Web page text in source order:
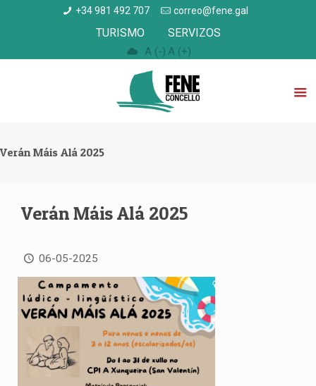
+34 981 492 707 correo@fene.gal
TURISMO SERVIZOS
A (-) A (+)
Verán Máis Alá 2025
Verán Máis Alá 2025
06-05-2025